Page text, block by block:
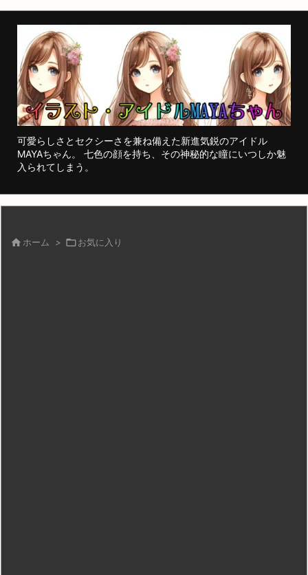
可愛らしさとセクシーさを兼ね備えた新進気鋭のアイドル
MAYAちゃん。 七色の顔を持ち、その神秘的な瞳にいつしか魅
入られてしまう。
 ホーム > お気に入り